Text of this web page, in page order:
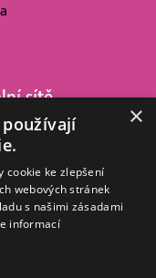
sítě
×
cookie ke zlepšení
webových stránek
s našimi zásadami
informací